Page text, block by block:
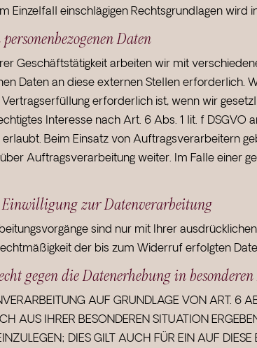
Einzelfall einschlägigen Rechtsgrundlagen
Daten
Geschäftstätigkeit arbeiten wir mit
Daten an diese externen Stellen erforderlich.
erforderlich ist, wenn wir
Interesse nach Art. 6 Abs. 1 lit. f
Beim Einsatz von Auftragsverarbeitern
Auftragsverarbeitung weiter. Im Falle einer
zur Datenverarbeitung
sind nur mit Ihrer
der bis zum Widerruf erfolgten
gegen die Datenerhebung in
AUF GRUNDLAGE VON ART. 6
AUS IHRER BESONDEREN SITUATION
DIES GILT AUCH FÜR EIN AUF